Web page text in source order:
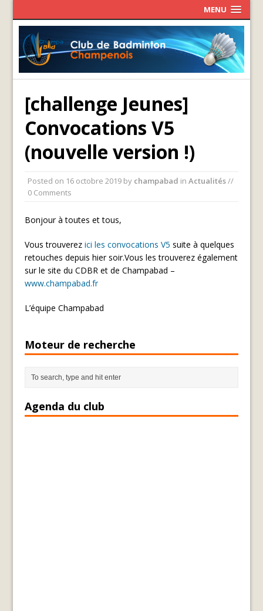
MENU
[challenge Jeunes]
Convocations V5
(nouvelle version !)
Posted on 16 octobre 2019 by champabad inActualités//
0 Comments
Bonjour à toutes et tous,
Vous trouverezici les convocations V5 suite à quelques
retouches depuis hier soir.Vous les trouverez également
sur le site du CDBR et de Champabad –
www.champabad.fr
L’équipe Champabad
Moteur de recherche
Agenda du club